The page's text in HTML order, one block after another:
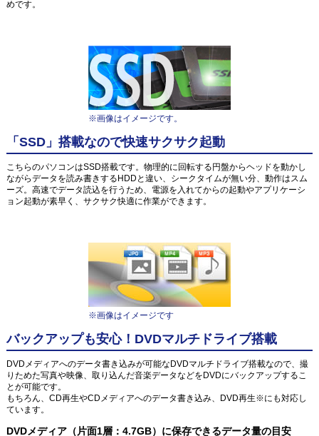
めです。
※画像はイメージです。
「SSD」搭載なので快速サクサク起動
こちらのパソコンはSSD搭載です。物理的に回転する円盤からヘッドを動かし
ながらデータを読み書きするHDDと違い、シークタイムが無い分、動作はスム
ーズ。高速でデータ読込を行うため、電源を入れてからの起動やアプリケーシ
ョン起動が素早く、サクサク快適に作業ができます。
※画像はイメージです
バックアップも安心！DVDマルチドライブ搭載
DVDメディアへのデータ書き込みが可能なDVDマルチドライブ搭載なので、撮
りためた写真や映像、取り込んだ音楽データなどをDVDにバックアップするこ
とが可能です。
もちろん、CD再生やCDメディアへのデータ書き込み、DVD再生※にも対応し
ています。
DVDメディア（片面1層：4.7GB）に保存できるデータ量の目安